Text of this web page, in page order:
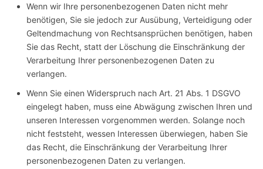
Wenn wir Ihre personenbezogenen Daten nicht mehr
benötigen, Sie sie jedoch zur Ausübung, Verteidigung oder
Geltendmachung von Rechtsansprüchen benötigen, haben
Sie das Recht, statt der Löschung die Einschränkung der
Verarbeitung Ihrer personenbezogenen Daten zu
verlangen.
Wenn Sie einen Widerspruch nach Art. 21 Abs. 1 DSGVO
eingelegt haben, muss eine Abwägung zwischen Ihren und
unseren Interessen vorgenommen werden. Solange noch
nicht feststeht, wessen Interessen überwiegen, haben Sie
das Recht, die Einschränkung der Verarbeitung Ihrer
personenbezogenen Daten zu verlangen.